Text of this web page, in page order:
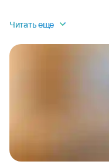
Читать еще